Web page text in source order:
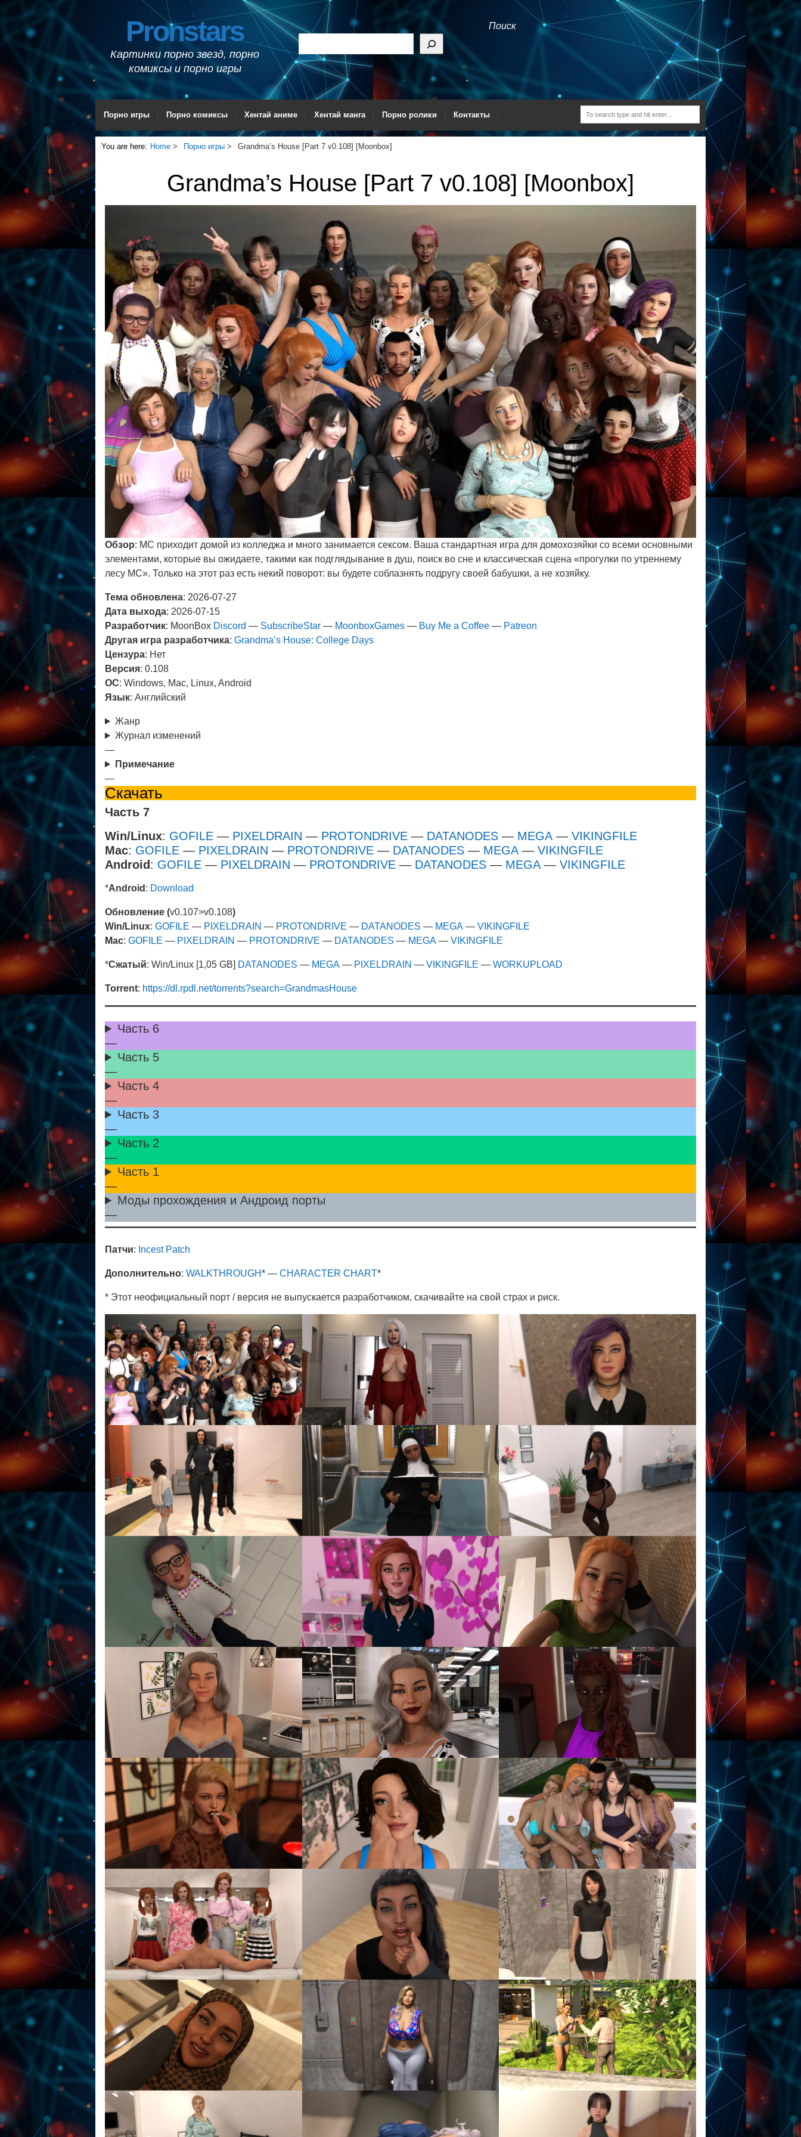
Pronstars
Картинки порно звезд, порно
комиксы и порно игры
Поиск
Порно игры Порно комиксы Хентай аниме Хентай манга Порно ролики Контакты
You are here: Home Порно игры Grandma’s House [Part 7 v0.108] [Moonbox]
Grandma’s House [Part 7 v0.108] [Moonbox]
Обзор: MC приходит домой из колледжа и много занимается сексом. Ваша стандартная игра для домохозяйки со всеми основными
элементами, которые вы ожидаете, такими как подглядывание в душ, поиск во сне и классическая сцена «прогулки по утреннему
лесу MC». Только на этот раз есть некий поворот: вы будете соблазнять подругу своей бабушки, а не хозяйку.
Тема обновлена: 2026-07-27
Дата выхода: 2026-07-15
Разработчик: MoonBox Discord — SubscribeStar — MoonboxGames — Buy Me a Coffee — Patreon
Другая игра разработчика: Grandma’s House: College Days
Цензура: Нет
Версия: 0.108
ОС: Windows, Mac, Linux, Android
Язык: Английский
Жанр
Журнал изменений
—
Примечание
—
Скачать
Часть 7
Win/Linux: GOFILE — PIXELDRAIN — PROTONDRIVE — DATANODES — MEGA — VIKINGFILE
Mac: GOFILE — PIXELDRAIN — PROTONDRIVE — DATANODES — MEGA — VIKINGFILE
Android : GOFILE — PIXELDRAIN — PROTONDRIVE — DATANODES — MEGA — VIKINGFILE
*Android : Download
Обновление (v0.107>v0.108)
Win/Linux: GOFILE — PIXELDRAIN — PROTONDRIVE — DATANODES — MEGA — VIKINGFILE
Mac: GOFILE — PIXELDRAIN — PROTONDRIVE — DATANODES — MEGA — VIKINGFILE
*Сжатый: Win/Linux [1,05 GB] DATANODES — MEGA — PIXELDRAIN — VIKINGFILE — WORKUPLOAD
Torrent: https://dl.rpdl.net/torrents?search=GrandmasHouse
Часть 6
—
Часть 5
—
Часть 4
—
Часть 3
—
Часть 2
—
Часть 1
—
Моды прохождения и Андроид порты
—
Патчи: Incest Patch
Дополнительно: WALKTHROUGH* — CHARACTER CHART*
* Этот неофициальный порт / версия не выпускается разработчиком, скачивайте на свой страх и риск.